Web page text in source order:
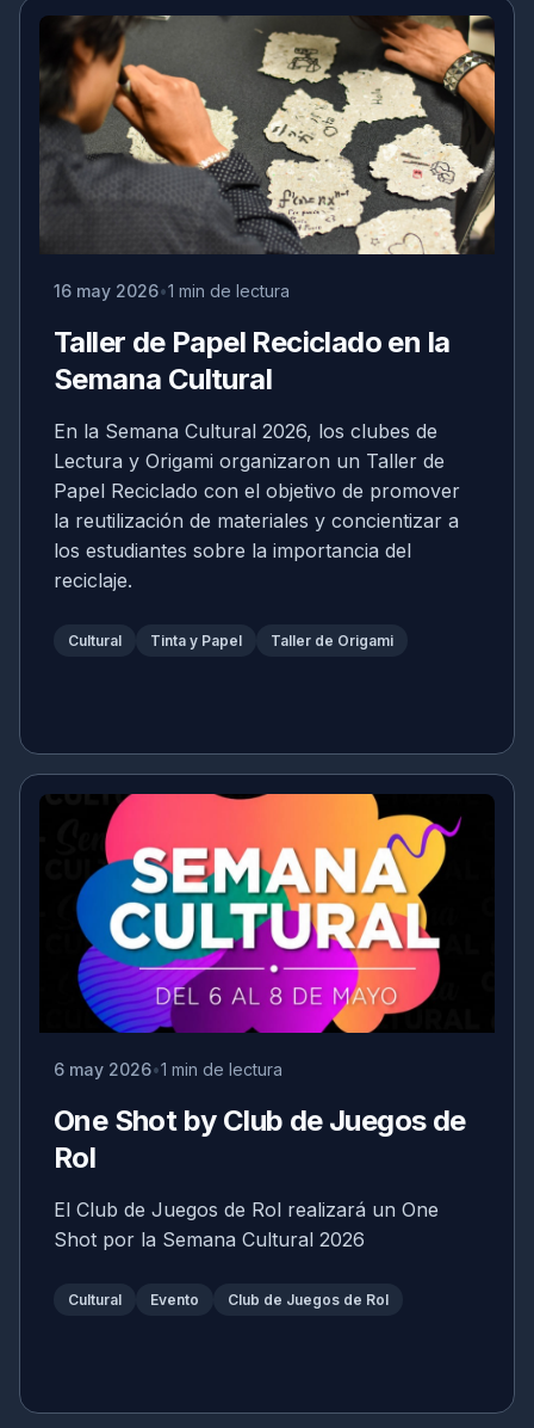
16 may 2026 1 min de lectura
Taller de Papel Reciclado en la
Semana Cultural
En la Semana Cultural 2026, los clubes de
Lectura y Origami organizaron un Taller de
Papel Reciclado con el objetivo de promover
la reutilización de materiales y concientizar a
los estudiantes sobre la importancia del
reciclaje.
Cultural Tinta y Papel Taller de Origami
6 may 2026 1 min de lectura
One Shot by Club de Juegos de
Rol
El Club de Juegos de Rol realizará un One
Shot por la Semana Cultural 2026
Cultural Evento Club de Juegos de Rol